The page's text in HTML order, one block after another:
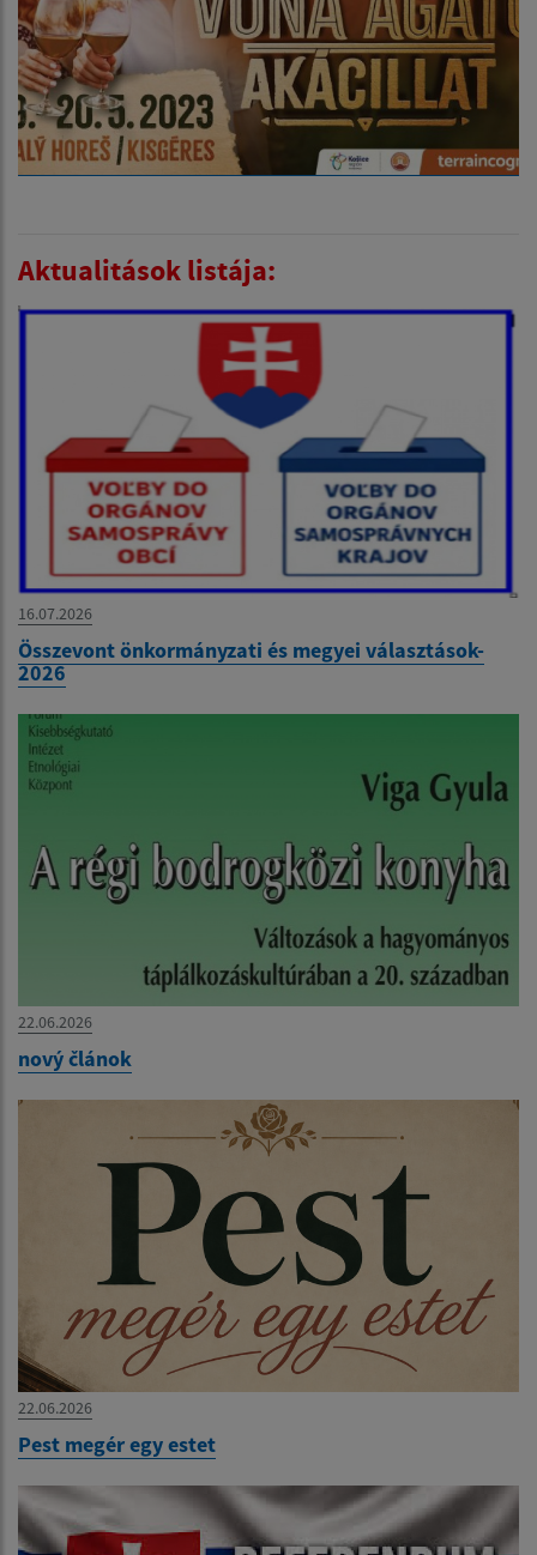
Aktualitások listája:
16.07.2026
Összevont önkormányzati és megyei választások-
2026
22.06.2026
nový článok
22.06.2026
Pest megér egy estet